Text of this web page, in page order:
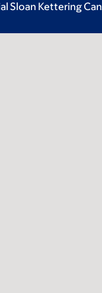
Sloan Kettering